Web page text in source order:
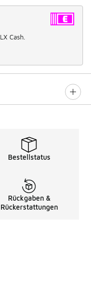
Cash.
Bestellstatus
Rückgaben &
Rückerstattungen